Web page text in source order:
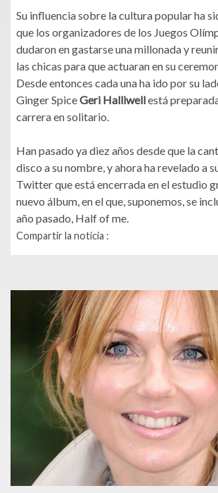
Su influencia sobre la cultura popular ha
que los organizadores de los Juegos
dudaron en gastarse una millonada y
las chicas para que actuaran en su
Desde entonces cada una ha ido por su
Ginger SpiceGeri Halliwellestá
carrera en solitario.
Han pasado ya diez años desde que la
disco a su nombre, y ahora ha revelado a
Twitter que está encerrada en el estudio
nuevo álbum, en el que, suponemos, se
año pasado, Half of me.
Compartir la noticia :